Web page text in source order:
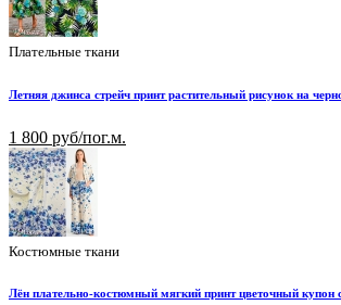
Плательные ткани
Летняя джинса стрейч принт растительный рисунок на
1 800 руб/пог.м.
Костюмные ткани
Лён плательно-костюмный мягкий принт цветочный купон